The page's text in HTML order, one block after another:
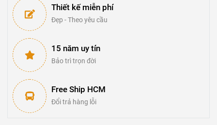
Thiết kế miễn phí
Đẹp - Theo yêu cầu
15 năm uy tín
Bảo trì trọn đời
Free Ship HCM
Đổi trả hàng lỗi